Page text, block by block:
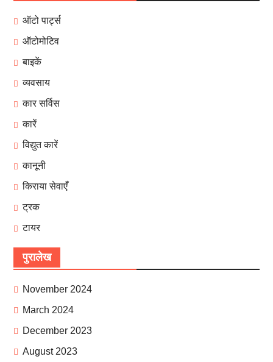
ऑटो पार्ट्स
ऑटोमोटिव
बाइकें
व्यवसाय
कार सर्विस
कारें
विद्युत कारें
कानूनी
किराया सेवाएँ
ट्रक
टायर
पुरालेख
November 2024
March 2024
December 2023
August 2023